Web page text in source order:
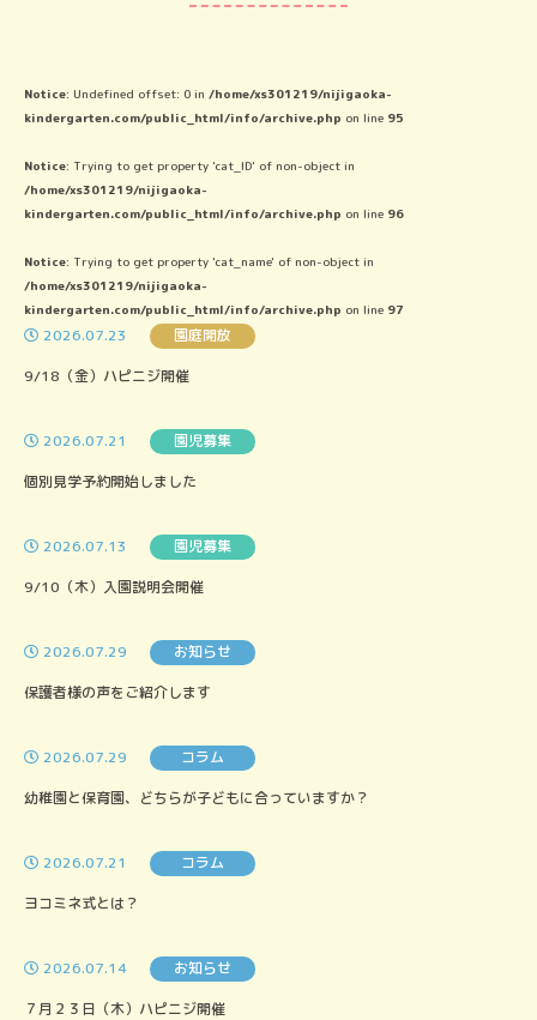
Notice: Undefined offset: 0 in /home/xs301219/nijigaoka-
kindergarten.com/public_html/info/archive.php on line 95
Notice: Trying to get property 'cat_ID' of non-object in
/home/xs301219/nijigaoka-
kindergarten.com/public_html/info/archive.php on line 96
Notice: Trying to get property 'cat_name' of non-object in
/home/xs301219/nijigaoka-
kindergarten.com/public_html/info/archive.php on line 97
2026.07.23
園庭開放
9/18（金）ハピニジ開催
2026.07.21
園児募集
個別見学予約開始しました
2026.07.13
園児募集
9/10（木）入園説明会開催
2026.07.29
お知らせ
保護者様の声をご紹介します
2026.07.29
コラム
幼稚園と保育園、どちらが子どもに合っていますか？
2026.07.21
コラム
ヨコミネ式とは？
2026.07.14
お知らせ
７月２３日（木）ハピニジ開催